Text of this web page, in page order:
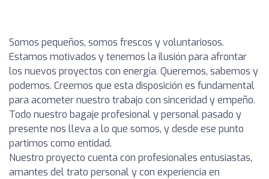
Somos pequeños, somos frescos y voluntariosos.
Estamos motivados y tenemos la ilusión para afrontar
los nuevos proyectos con energía. Queremos, sabemos y
podemos. Creemos que esta disposición es fundamental
para acometer nuestro trabajo con sinceridad y empeño.
Todo nuestro bagaje profesional y personal pasado y
presente nos lleva a lo que somos, y desde ese punto
partimos como entidad.
Nuestro proyecto cuenta con profesionales entusiastas,
amantes del trato personal y con experiencia en